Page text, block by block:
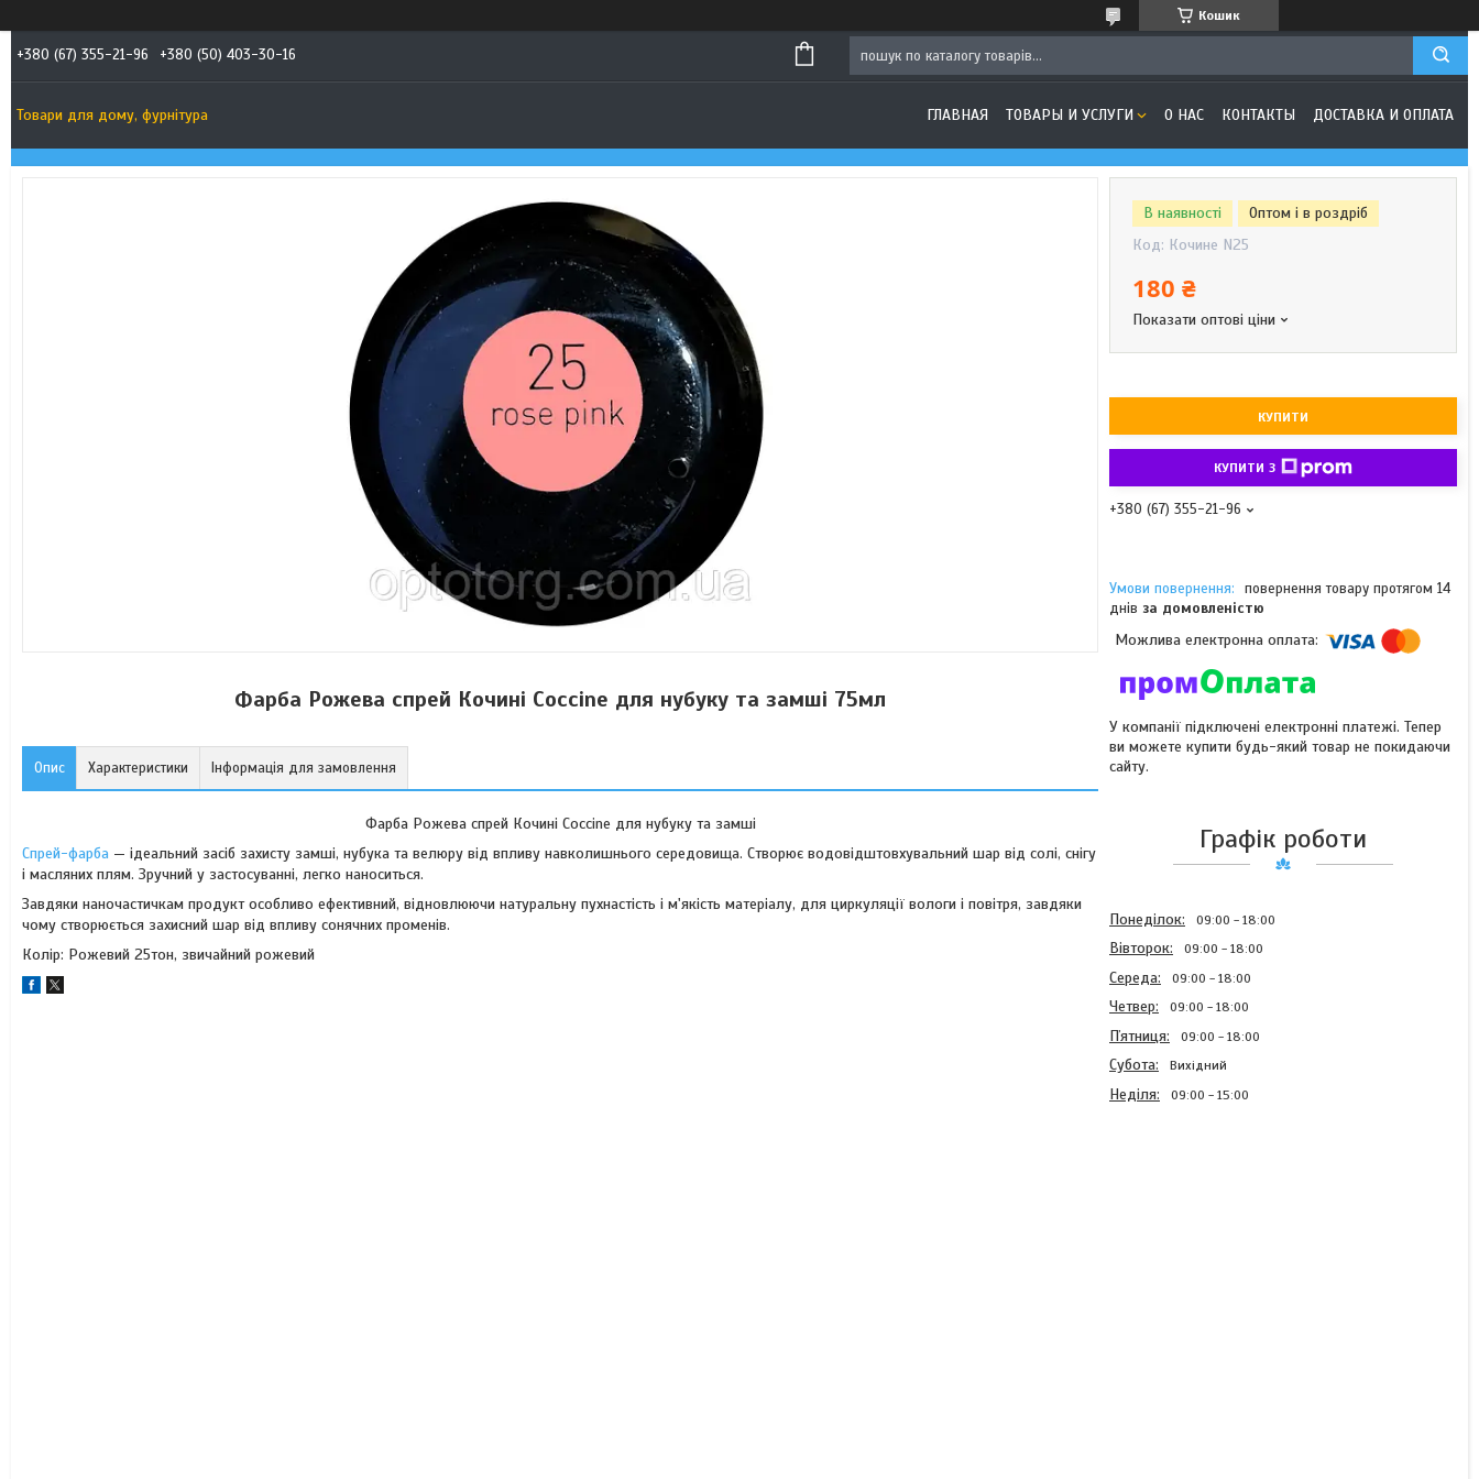
Кошик
+380 (67) 355-21-96 +380 (50) 403-30-16
Товари для дому, фурнітура ГЛАВНАЯ ТОВАРЫ И УСЛУГИ О НАС КОНТАКТЫ ДОСТАВКА И ОПЛАТА
Фарба Рожева спрей Кочині Coccine для нубуку та замші 75мл
Опис Характеристики Інформація для замовлення
Фарба Рожева спрей Кочині Coccine для нубуку та замші
Спрей-фарба — ідеальний засіб захисту замші, нубука та велюру від впливу навколишнього середовища. Створює водовідштовхувальний шар від солі, снігу
і масляних плям. Зручний у застосуванні, легко наноситься.
Завдяки наночастичкам продукт особливо ефективний, відновлюючи натуральну пухнастість і м'якість матеріалу, для циркуляції вологи і повітря, завдяки
чому створюється захисний шар від впливу сонячних променів.
Колір: Рожевий 25тон, звичайний рожевий
В наявності
Оптом і в роздріб
Код: Кочине N25
180 ₴
Показати оптові ціни
КУПИТИ
КУПИТИ З
+380 (67) 355-21-96
повернення товару протягом 14
днів за домовленістю
У компанії підключені електронні платежі. Тепер
ви можете купити будь-який товар не покидаючи
сайту.
Графік роботи
Понеділок 09:00 18:00
Вівторок 09:00 18:00
Середа 09:00 18:00
Четвер 09:00 18:00
Пʼятниця 09:00 18:00
Субота Вихідний
Неділя 09:00 15:00